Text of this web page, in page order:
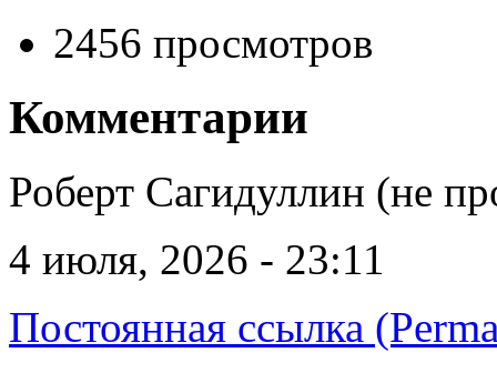
2456 просмотров
Комментарии
Роберт Сагидуллин (не
4 июля, 2026 - 23:11
Постоянная ссылка